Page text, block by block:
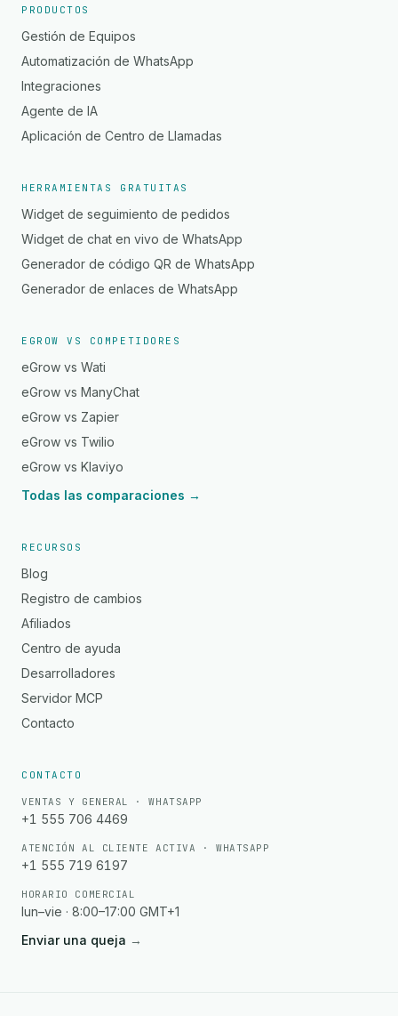
PRODUCTOS
Gestión de Equipos
Automatización de WhatsApp
Integraciones
Agente de IA
Aplicación de Centro de Llamadas
HERRAMIENTAS GRATUITAS
Widget de seguimiento de pedidos
Widget de chat en vivo de WhatsApp
Generador de código QR de WhatsApp
Generador de enlaces de WhatsApp
EGROW VS COMPETIDORES
eGrow vs Wati
eGrow vs ManyChat
eGrow vs Zapier
eGrow vs Twilio
eGrow vs Klaviyo
Todas las comparaciones →
RECURSOS
Blog
Registro de cambios
Afiliados
Centro de ayuda
Desarrolladores
Servidor MCP
Contacto
CONTACTO
VENTAS Y GENERAL · WHATSAPP
+1 555 706 4469
ATENCIÓN AL CLIENTE ACTIVA · WHATSAPP
+1 555 719 6197
HORARIO COMERCIAL
lun–vie · 8:00–17:00 GMT+1
Enviar una queja →